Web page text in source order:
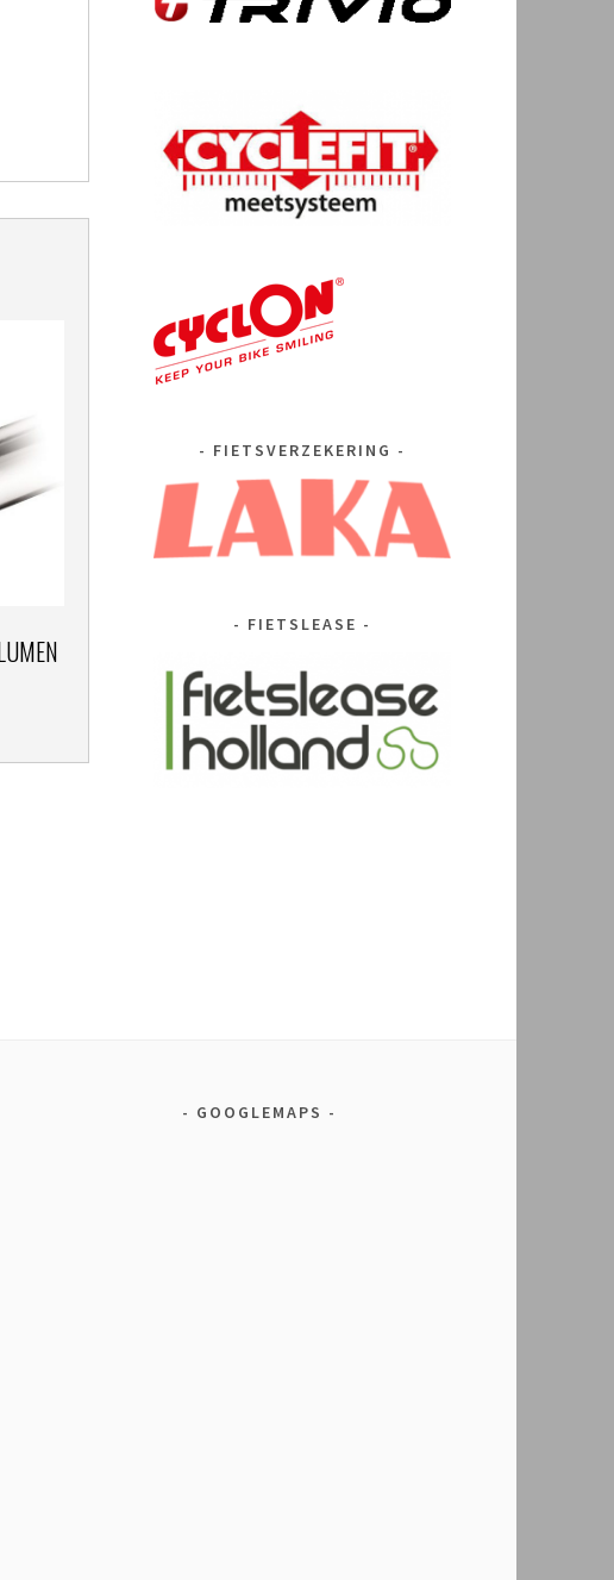
FIETSVERZEKERING
FIETSLEASE
GOOGLEMAPS